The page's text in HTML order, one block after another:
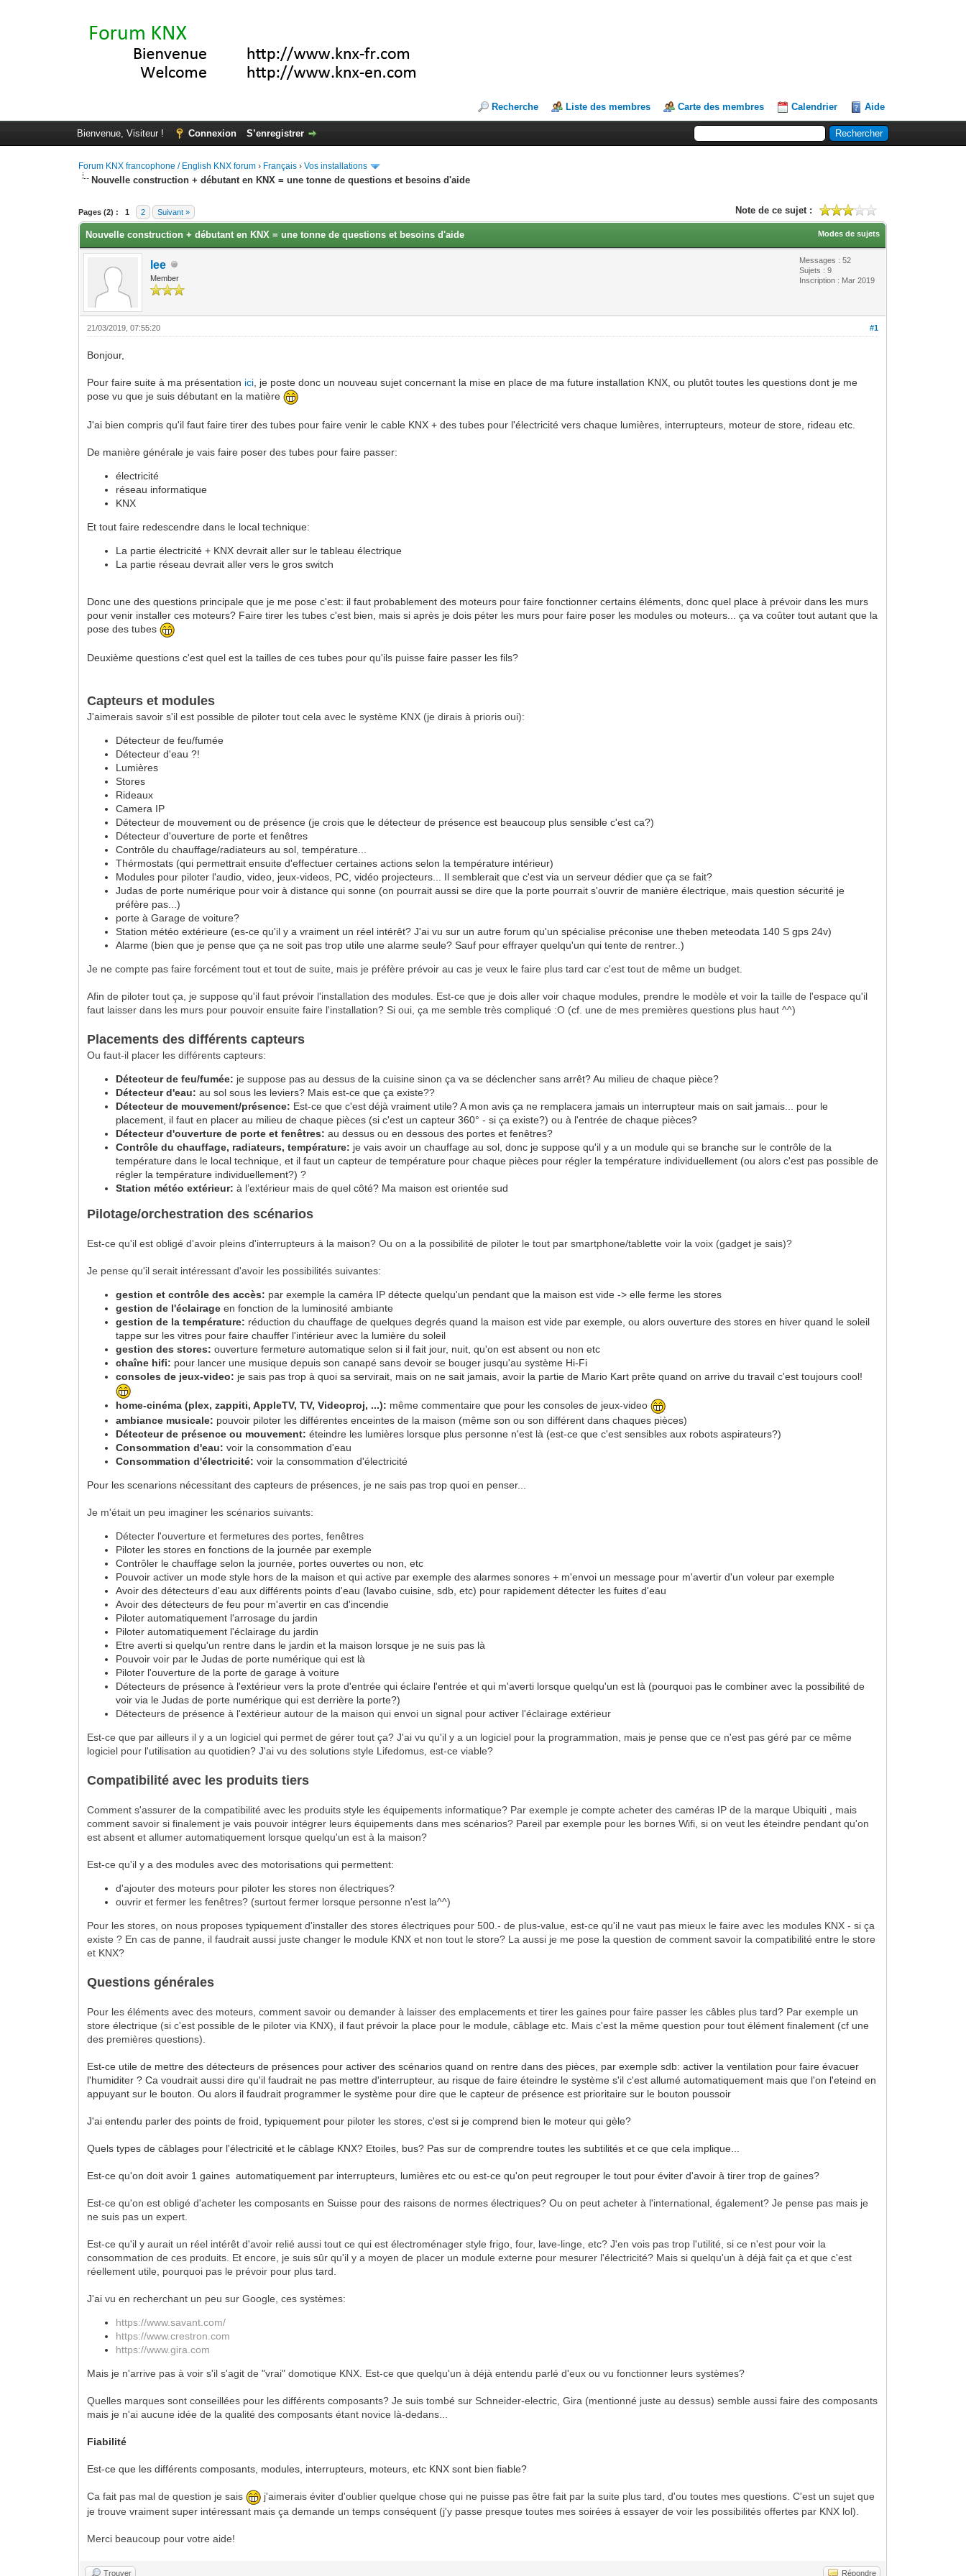
Recherche Liste des membres Carte des membres Calendrier Aide
Bienvenue, Visiteur ! Connexion S’enregistrer
Forum KNX francophone / English KNX forum › Français ›Vos installations
Nouvelle construction + débutant en KNX = une tonne de questions et besoins d'aide
Pages (2) : 1 2 Suivant » Note de ce sujet :
Moyenne : 3 (2 vote(s))
1
2
3
4
5
Modes de sujets
Nouvelle construction + débutant en KNX = une tonne de questions et besoins d'aide
lee
Member
Messages : 52
Sujets : 9
Inscription : Mar 2019
#1
21/03/2019, 07:55:20
Bonjour,
Pour faire suite à ma présentation ici , je poste donc un nouveau sujet concernant la mise en place de ma future installation KNX, ou plutôt toutes les questions dont je me
pose vu que je suis débutant en la matière
J'ai bien compris qu'il faut faire tirer des tubes pour faire venir le cable KNX + des tubes pour l'électricité vers chaque lumières, interrupteurs, moteur de store, rideau etc.
De manière générale je vais faire poser des tubes pour faire passer:
électricité
réseau informatique
KNX
Et tout faire redescendre dans le local technique:
La partie électricité + KNX devrait aller sur le tableau électrique
La partie réseau devrait aller vers le gros switch
Donc une des questions principale que je me pose c'est: il faut probablement des moteurs pour faire fonctionner certains éléments, donc quel place à prévoir dans les murs
pour venir installer ces moteurs? Faire tirer les tubes c'est bien, mais si après je dois péter les murs pour faire poser les modules ou moteurs... ça va coûter tout autant que la
pose des tubes
Deuxième questions c'est quel est la tailles de ces tubes pour qu'ils puisse faire passer les fils?
Capteurs et modules
J'aimerais savoir s'il est possible de piloter tout cela avec le système KNX (je dirais à prioris oui):
Détecteur de feu/fumée
Détecteur d'eau ?!
Lumières
Stores
Rideaux
Camera IP
Détecteur de mouvement ou de présence (je crois que le détecteur de présence est beaucoup plus sensible c'est ca?)
Détecteur d'ouverture de porte et fenêtres
Contrôle du chauffage/radiateurs au sol, température...
Thérmostats (qui permettrait ensuite d'effectuer certaines actions selon la température intérieur)
Modules pour piloter l'audio, video, jeux-videos, PC, vidéo projecteurs... Il semblerait que c'est via un serveur dédier que ça se fait?
Judas de porte numérique pour voir à distance qui sonne (on pourrait aussi se dire que la porte pourrait s'ouvrir de manière électrique, mais question sécurité je
préfère pas...)
porte à Garage de voiture?
Station météo extérieure (es-ce qu'il y a vraiment un réel intérêt? J'ai vu sur un autre forum qu'un spécialise préconise une theben meteodata 140 S gps 24v)
Alarme (bien que je pense que ça ne soit pas trop utile une alarme seule? Sauf pour effrayer quelqu'un qui tente de rentrer..)
Je ne compte pas faire forcément tout et tout de suite, mais je préfère prévoir au cas je veux le faire plus tard car c'est tout de même un budget.
Afin de piloter tout ça, je suppose qu'il faut prévoir l'installation des modules. Est-ce que je dois aller voir chaque modules, prendre le modèle et voir la taille de l'espace qu'il
faut laisser dans les murs pour pouvoir ensuite faire l'installation? Si oui, ça me semble très compliqué :O (cf. une de mes premières questions plus haut ^^)
Placements des différents capteurs
Ou faut-il placer les différents capteurs:
Détecteur de feu/fumée: je suppose pas au dessus de la cuisine sinon ça va se déclencher sans arrêt? Au milieu de chaque pièce?
Détecteur d'eau: au sol sous les leviers? Mais est-ce que ça existe??
Détecteur de mouvement/présence: Est-ce que c'est déjà vraiment utile? A mon avis ça ne remplacera jamais un interrupteur mais on sait jamais... pour le
placement, il faut en placer au milieu de chaque pièces (si c'est un capteur 360° - si ça existe?) ou à l'entrée de chaque pièces?
Détecteur d'ouverture de porte et fenêtres: au dessus ou en dessous des portes et fenêtres?
Contrôle du chauffage, radiateurs, température: je vais avoir un chauffage au sol, donc je suppose qu'il y a un module qui se branche sur le contrôle de la
température dans le local technique, et il faut un capteur de température pour chaque pièces pour régler la température individuellement (ou alors c'est pas possible de
régler la température individuellement?) ?
Station météo extérieur: à l’extérieur mais de quel côté? Ma maison est orientée sud
Pilotage/orchestration des scénarios
Est-ce qu'il est obligé d'avoir pleins d'interrupteurs à la maison? Ou on a la possibilité de piloter le tout par smartphone/tablette voir la voix (gadget je sais)?
Je pense qu'il serait intéressant d'avoir les possibilités suivantes:
gestion et contrôle des accès: par exemple la caméra IP détecte quelqu'un pendant que la maison est vide -> elle ferme les stores
gestion de l'éclairage en fonction de la luminosité ambiante
gestion de la température: réduction du chauffage de quelques degrés quand la maison est vide par exemple, ou alors ouverture des stores en hiver quand le soleil
tappe sur les vitres pour faire chauffer l'intérieur avec la lumière du soleil
gestion des stores: ouverture fermeture automatique selon si il fait jour, nuit, qu'on est absent ou non etc
chaîne hifi: pour lancer une musique depuis son canapé sans devoir se bouger jusqu'au système Hi-Fi
consoles de jeux-video: je sais pas trop à quoi sa servirait, mais on ne sait jamais, avoir la partie de Mario Kart prête quand on arrive du travail c'est toujours cool!
home-cinéma (plex, zappiti, AppleTV, TV, Videoproj, ...): même commentaire que pour les consoles de jeux-video
ambiance musicale: pouvoir piloter les différentes enceintes de la maison (même son ou son différent dans chaques pièces)
Détecteur de présence ou mouvement: éteindre les lumières lorsque plus personne n'est là (est-ce que c'est sensibles aux robots aspirateurs?)
Consommation d'eau: voir la consommation d'eau
Consommation d'électricité: voir la consommation d'électricité
Pour les scenarions nécessitant des capteurs de présences, je ne sais pas trop quoi en penser...
Je m'était un peu imaginer les scénarios suivants:
Détecter l'ouverture et fermetures des portes, fenêtres
Piloter les stores en fonctions de la journée par exemple
Contrôler le chauffage selon la journée, portes ouvertes ou non, etc
Pouvoir activer un mode style hors de la maison et qui active par exemple des alarmes sonores + m'envoi un message pour m'avertir d'un voleur par exemple
Avoir des détecteurs d'eau aux différents points d'eau (lavabo cuisine, sdb, etc) pour rapidement détecter les fuites d'eau
Avoir des détecteurs de feu pour m'avertir en cas d'incendie
Piloter automatiquement l'arrosage du jardin
Piloter automatiquement l'éclairage du jardin
Etre averti si quelqu'un rentre dans le jardin et la maison lorsque je ne suis pas là
Pouvoir voir par le Judas de porte numérique qui est là
Piloter l'ouverture de la porte de garage à voiture
Détecteurs de présence à l'extérieur vers la prote d'entrée qui éclaire l'entrée et qui m'averti lorsque quelqu'un est là (pourquoi pas le combiner avec la possibilité de
voir via le Judas de porte numérique qui est derrière la porte?)
Détecteurs de présence à l'extérieur autour de la maison qui envoi un signal pour activer l'éclairage extérieur
Est-ce que par ailleurs il y a un logiciel qui permet de gérer tout ça? J'ai vu qu'il y a un logiciel pour la programmation, mais je pense que ce n'est pas géré par ce même
logiciel pour l'utilisation au quotidien? J'ai vu des solutions style Lifedomus, est-ce viable?
Compatibilité avec les produits tiers
Comment s'assurer de la compatibilité avec les produits style les équipements informatique? Par exemple je compte acheter des caméras IP de la marque Ubiquiti
, mais
comment savoir si finalement je vais pouvoir intégrer leurs équipements dans mes scénarios? Pareil par exemple pour les bornes Wifi, si on veut les éteindre pendant qu'on
est absent et allumer automatiquement lorsque quelqu'un est à la maison?
Est-ce qu'il y a des modules avec des motorisations qui permettent:
d'ajouter des moteurs pour piloter les stores non électriques?
ouvrir et fermer les fenêtres? (surtout fermer lorsque personne n'est la^^)
Pour les stores, on nous proposes typiquement d'installer des stores électriques pour 500.- de plus-value, est-ce qu'il ne vaut pas mieux le faire avec les modules KNX - si ça
existe ? En cas de panne, il faudrait aussi juste changer le module KNX et non tout le store? La aussi je me pose la question de comment savoir la compatibilité entre le store
et KNX?
Questions générales
Pour les éléments avec des moteurs, comment savoir ou demander à laisser des emplacements et tirer les gaines pour faire passer les câbles plus tard? Par exemple un
store électrique (si c'est possible de le piloter via KNX), il faut prévoir la place pour le module, câblage etc. Mais c'est la même question pour tout élément finalement (cf une
des premières questions).
Est-ce utile de mettre des détecteurs de présences pour activer des scénarios quand on rentre dans des pièces, par exemple sdb: activer la ventilation pour faire évacuer
l'humiditer ? Ca voudrait aussi dire qu'il faudrait ne pas mettre d'interrupteur, au risque de faire éteindre le système s'il c'est allumé automatiquement mais que l'on l'eteind en
appuyant sur le bouton. Ou alors il faudrait programmer le système pour dire que le capteur de présence est prioritaire sur le bouton poussoir
J'ai entendu parler des points de froid, typiquement pour piloter les stores, c'est si je comprend bien le moteur qui gèle?
Quels types de câblages pour l'électricité et le câblage KNX? Etoiles, bus? Pas sur de comprendre toutes les subtilités et ce que cela implique...
Est-ce qu'on doit avoir 1 gaines automatiquement par interrupteurs, lumières etc ou est-ce qu'on peut regrouper le tout pour éviter d'avoir à tirer trop de gaines?
Est-ce qu'on est obligé d'acheter les composants en Suisse pour des raisons de normes électriques? Ou on peut acheter à l'international, également? Je pense pas mais je
ne suis pas un expert.
Est-ce qu'il y aurait un réel intérêt d'avoir relié aussi tout ce qui est électroménager style frigo, four, lave-linge, etc? J'en vois pas trop l'utilité, si ce n'est pour voir la
consommation de ces produits. Et encore, je suis sûr qu'il y a moyen de placer un module externe pour mesurer l'électricité? Mais si quelqu'un à déjà fait ça et que c'est
réellement utile, pourquoi pas le prévoir pour plus tard.
J'ai vu en recherchant un peu sur Google, ces systèmes:
https://www.savant.com/
https://www.crestron.com
https://www.gira.com
Mais je n'arrive pas à voir s'il s'agit de "vrai" domotique KNX. Est-ce que quelqu'un à déjà entendu parlé d'eux ou vu fonctionner leurs systèmes?
Quelles marques sont conseillées pour les différents composants? Je suis tombé sur Schneider-electric, Gira (mentionné juste au dessus) semble aussi faire des composants
mais je n'ai aucune idée de la qualité des composants étant novice là-dedans...
Fiabilité
Est-ce que les différents composants, modules, interrupteurs, moteurs, etc KNX sont bien fiable?
Ca fait pas mal de question je sais
j'aimerais éviter d'oublier quelque chose qui ne puisse pas être fait par la suite plus tard, d'ou toutes mes questions. C'est un sujet que
je trouve vraiment super intéressant mais ça demande un temps conséquent (j'y passe presque toutes mes soirées à essayer de voir les possibilités offertes par KNX lol).
Merci beaucoup pour votre aide!
Trouver Répondre